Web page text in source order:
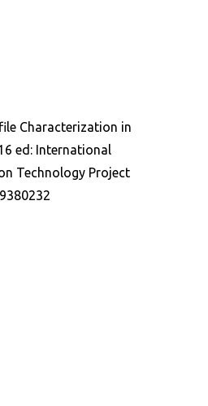
Characterization in
ed: International
Technology Project